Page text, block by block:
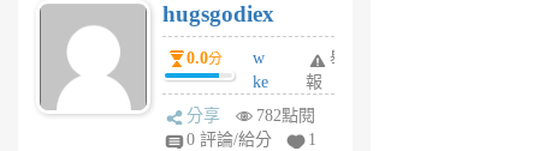
6
個
月
前
hugsgodiex
0.0分
w
ke
rv
pj
舉
報
分享
782點閱
0 評論/給分
1